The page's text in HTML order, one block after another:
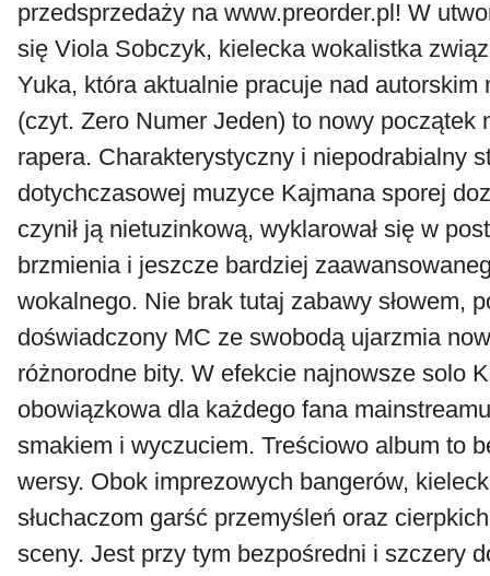
przedsprzedaży na www.preorder.pl! W
się Viola Sobczyk, kielecka wokalistka
Yuka, która aktualnie pracuje nad autorskim
(czyt. Zero Numer Jeden) to nowy początek
rapera. Charakterystyczny i niepodrabialny
dotychczasowej muzyce Kajmana sporej
czynił ją nietuzinkową, wyklarował się w
brzmienia i jeszcze bardziej
wokalnego. Nie brak tutaj zabawy słowem,
doświadczony MC ze swobodą ujarzmia
różnorodne bity. W efekcie najnowsze solo
obowiązkowa dla każdego fana
smakiem i wyczuciem. Treściowo album to
wersy. Obok imprezowych bangerów,
słuchaczom garść przemyśleń oraz
sceny. Jest przy tym bezpośredni i szczery